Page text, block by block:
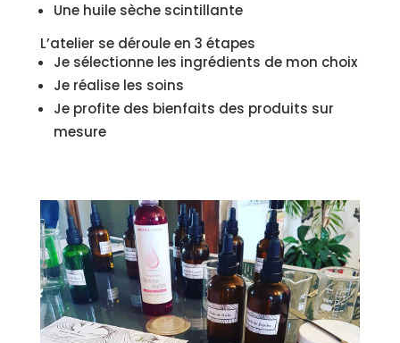
Une huile sèche scintillante
L’atelier se déroule en 3 étapes
Je sélectionne les ingrédients de mon choix
Je réalise les soins
Je profite des bienfaits des produits sur
mesure